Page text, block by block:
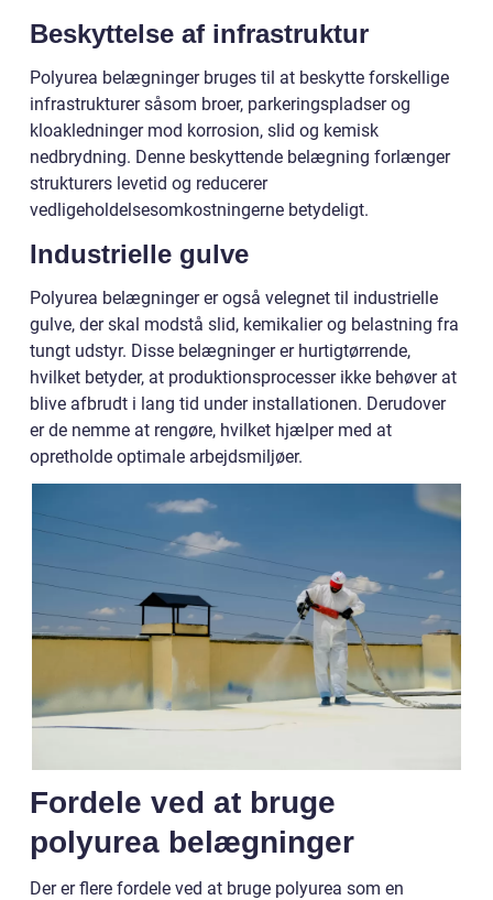
Beskyttelse af infrastruktur
Polyurea belægninger bruges til at beskytte forskellige
infrastrukturer såsom broer, parkeringspladser og
kloakledninger mod korrosion, slid og kemisk
nedbrydning. Denne beskyttende belægning forlænger
strukturers levetid og reducerer
vedligeholdelsesomkostningerne betydeligt.
Industrielle gulve
Polyurea belægninger er også velegnet til industrielle
gulve, der skal modstå slid, kemikalier og belastning fra
tungt udstyr. Disse belægninger er hurtigtørrende,
hvilket betyder, at produktionsprocesser ikke behøver at
blive afbrudt i lang tid under installationen. Derudover
er de nemme at rengøre, hvilket hjælper med at
opretholde optimale arbejdsmiljøer.
Fordele ved at bruge
polyurea belægninger
Der er flere fordele ved at bruge polyurea som en